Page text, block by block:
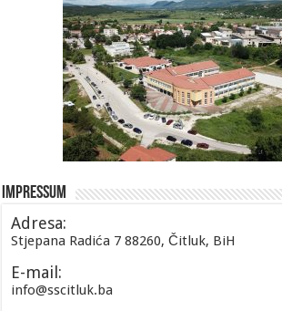
Impressum
Adresa:
Stjepana Radića 7 88260, Čitluk, BiH
E-mail:
info@sscitluk.ba